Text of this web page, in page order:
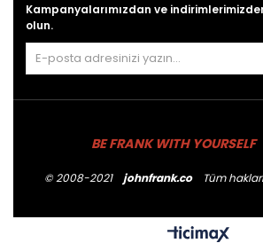
Kampanyalarımızdan ve
olun.
BE FRANK WITH YOURSELF
© 2008-2021 johnfrank.co Tüm